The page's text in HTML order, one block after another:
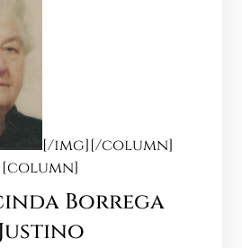
[/img][/column]
[column]
Borrega